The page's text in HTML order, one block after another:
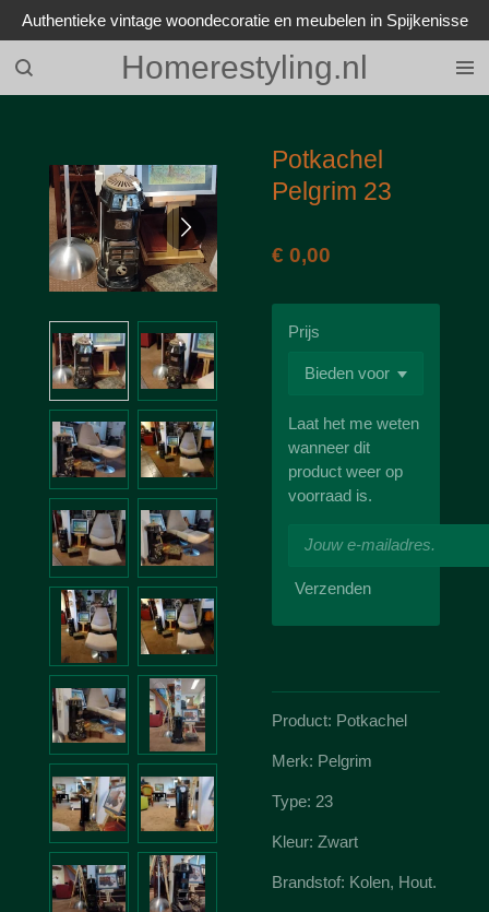
Ga
direct
naar
de
Homerestyling.nl
Authentieke vintage woondecoratie en meubelen in Spijkenisse
Potkachel
Pelgrim 23
€ 0,00
Prijs
Laat het me weten
wanneer dit
product weer op
voorraad is.
Verzenden
Product: Potkachel
Merk: Pelgrim
Type: 23
Kleur: Zwart
Brandstof: Kolen, Hout.